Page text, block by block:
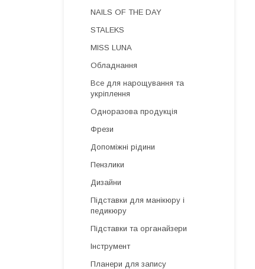
NAILS OF THE DAY
STALEKS
MISS LUNA
Обладнання
Все для нарощування та
укріплення
Одноразова продукція
Фрези
Допоміжні рідини
Пензлики
Дизайни
Підставки для манікюру і
педикюру
Підставки та органайзери
Інструмент
Планери для запису